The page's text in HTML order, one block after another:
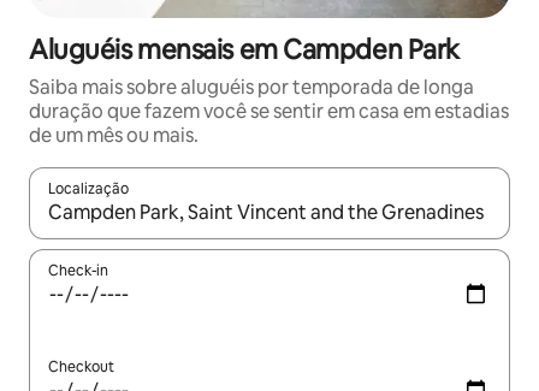
Aluguéis mensais em Campden Park
Saiba mais sobre aluguéis por temporada de longa
duração que fazem você se sentir em casa em estadias
de um mês ou mais.
Localização
Quando os resultados estiverem disponíveis, explore-os
Check-in
Checkout